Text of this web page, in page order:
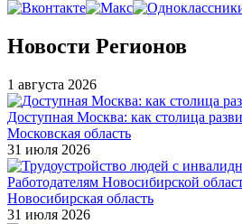
Новости Регионов
1 августа 2026
Доступная Москва: как столица
Московская область
31 июля 2026
Работодателям Новосибирской
Новосибирская область
31 июля 2026